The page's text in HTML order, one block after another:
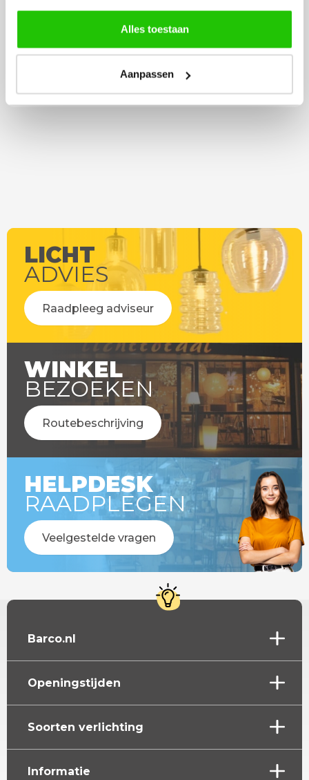
Alles toestaan
Aanpassen
lamp heb uitgekozen en
besteld. De volgende dag
werd deze al bezorgd. Super
leveren verliep vlot en
artikel is zeer mooi
LICHT
ADVIES
Raadpleeg adviseur
WINKEL
BEZOEKEN
Routebeschrijving
HELPDESK
RAADPLEGEN
Veelgestelde vragen
Barco.nl
Openingstijden
Soorten verlichting
Informatie